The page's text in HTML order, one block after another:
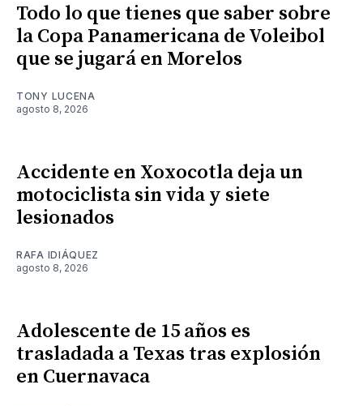
Todo lo que tienes que saber sobre
la Copa Panamericana de Voleibol
que se jugará en Morelos
TONY LUCENA
agosto 8, 2026
Accidente en Xoxocotla deja un
motociclista sin vida y siete
lesionados
RAFA IDIÁQUEZ
agosto 8, 2026
Adolescente de 15 años es
trasladada a Texas tras explosión
en Cuernavaca